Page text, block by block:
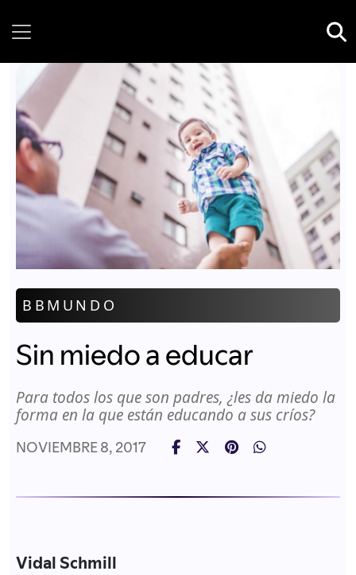
BBMUNDO
Sin miedo a educar
Para todos los que son padres, ¿les da miedo la
forma en la que están educando a sus críos?
NOVIEMBRE 8, 2017
Vidal Schmill